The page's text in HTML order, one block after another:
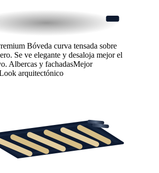
Bóveda curva tensada sobre
Se ve elegante y desaloja mejor el
Albercas y fachadasMejor
arquitectónico